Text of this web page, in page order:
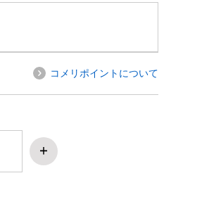
コメリポイントについて